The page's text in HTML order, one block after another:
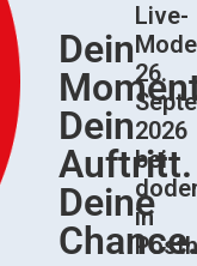
Dein
Dein
Auftritt.
Deine
Chance.
Live-
26.
2026
bei
in